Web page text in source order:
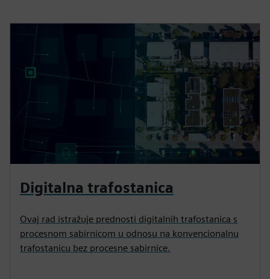
Digitalna trafostanica
Ovaj rad istražuje prednosti digitalnih trafostanica s
procesnom sabirnicom u odnosu na konvencionalnu
trafostanicu bez procesne sabirnice.